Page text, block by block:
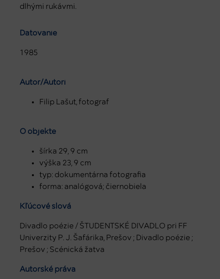
dlhými rukávmi.
Datovanie
1985
Autor/Autori
Filip Lašut, fotograf
O objekte
šírka 29, 9 cm
výška 23, 9 cm
typ: dokumentárna fotografia
forma: analógová; čiernobiela
Kľúčové slová
Divadlo poézie / ŠTUDENTSKÉ DIVADLO pri FF
Univerzity P. J. Šafárika, Prešov ; Divadlo poézie ;
Prešov ; Scénická žatva
Autorské práva